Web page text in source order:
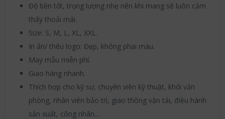
Độ bền tốt, trọng lượng nhẹ nên khi mang sẽ luôn cảm
thấy thoải mái.
Size: S, M, L, XL, XXL.
In ấn/ thêu logo: Đẹp, không phai màu.
May mẫu miễn phí.
Giao hàng nhanh.
Thích hợp cho kỹ sư, chuyên viên kỹ thuật, khối văn
phòng, nhân viên bảo trì, giao thông vận tải, điều hành
sản xuất, công nhân…